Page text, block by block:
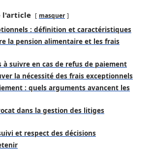
l'article masquer
: définition et caractéristiques
la pension alimentaire et les frais
à suivre en cas de refus de paiement
la nécessité des frais exceptionnels
: quels arguments avancent les
dans la gestion des litiges
et respect des décisions